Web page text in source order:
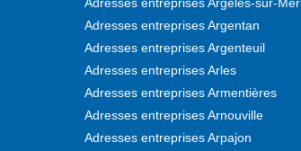
Adresses entreprises Argentan
Adresses entreprises Argenteuil
Adresses entreprises Arles
Adresses entreprises Armentières
Adresses entreprises Arnouville
Adresses entreprises Arpajon